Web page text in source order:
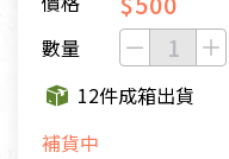
數量
12件成箱出貨
補貨中